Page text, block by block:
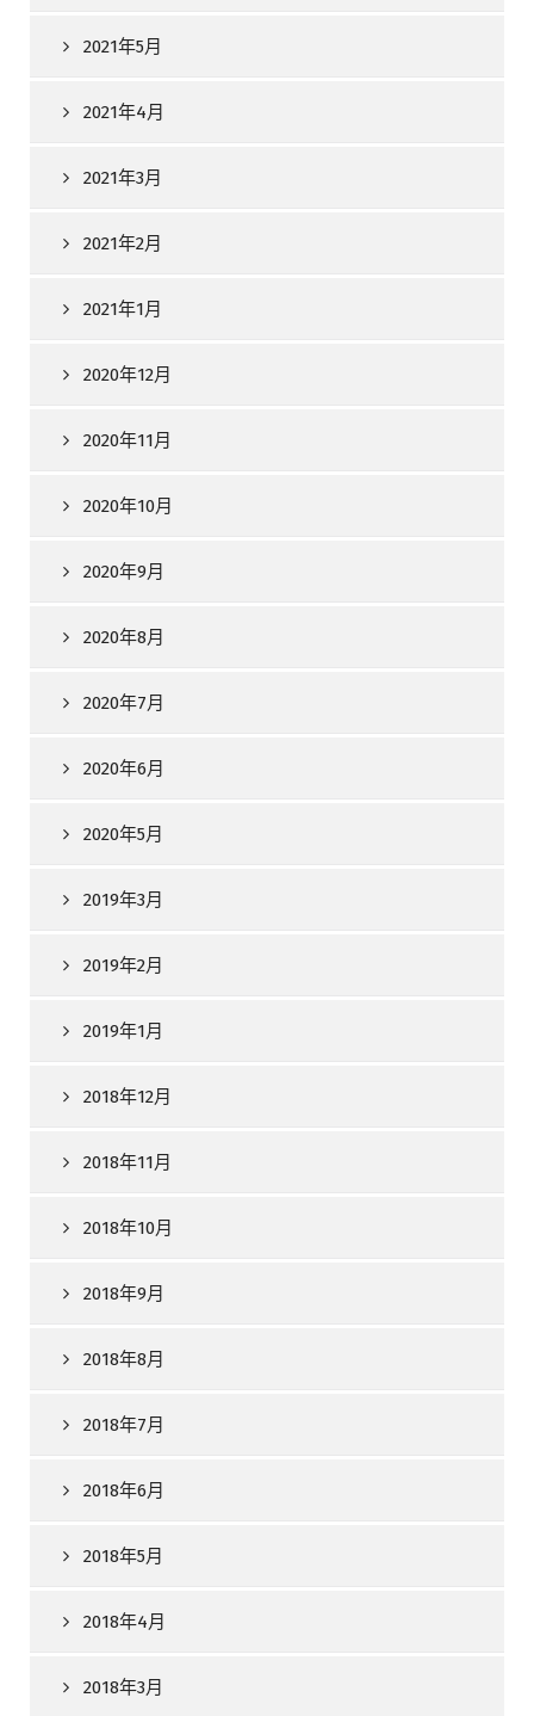
2021年5月
2021年4月
2021年3月
2021年2月
2021年1月
2020年12月
2020年11月
2020年10月
2020年9月
2020年8月
2020年7月
2020年6月
2020年5月
2019年3月
2019年2月
2019年1月
2018年12月
2018年11月
2018年10月
2018年9月
2018年8月
2018年7月
2018年6月
2018年5月
2018年4月
2018年3月